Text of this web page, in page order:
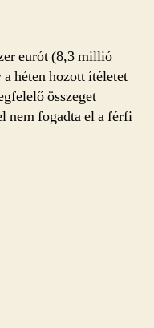
eurót (8,3 millió
héten hozott ítéletet
összeget
nem fogadta el a férfi